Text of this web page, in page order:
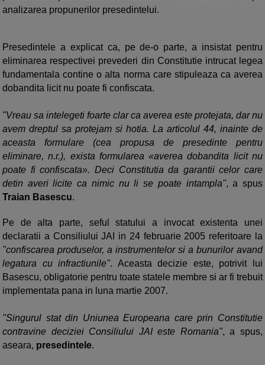
analizarea propunerilor presedintelui.
Presedintele a explicat ca, pe de-o parte, a insistat pentru
eliminarea respectivei prevederi din Constitutie intrucat legea
fundamentala contine o alta norma care stipuleaza ca averea
dobandita licit nu poate fi confiscata.
"Vreau sa intelegeti foarte clar ca averea este protejata, dar nu
avem dreptul sa protejam si hotia. La articolul 44, inainte de
aceasta formulare (cea propusa de presedinte pentru
eliminare, n.r.), exista formularea «averea dobandita licit nu
poate fi confiscata». Deci Constitutia da garantii celor care
detin averi licite ca nimic nu li se poate intampla", a spus
Traian Basescu.
Pe de alta parte, seful statului a invocat existenta unei
declaratii a Consiliului JAI in 24 februarie 2005 referitoare la
"confiscarea produselor, a instrumentelor si a bunurilor avand
legatura cu infractiunile". Aceasta decizie este, potrivit lui
Basescu, obligatorie pentru toate statele membre si ar fi trebuit
implementata pana in luna martie 2007.
"Singurul stat din Uniunea Europeana care prin Constitutie
contravine deciziei Consiliului JAI este Romania", a spus,
aseara, presedintele.